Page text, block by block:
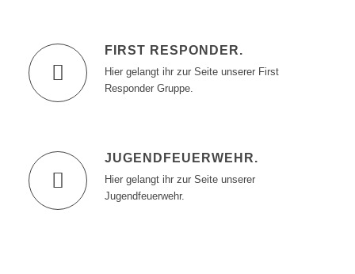
FIRST RESPONDER.
Hier gelangt ihr zur Seite unserer First
Responder Gruppe.
JUGENDFEUERWEHR.
Hier gelangt ihr zur Seite unserer
Jugendfeuerwehr.